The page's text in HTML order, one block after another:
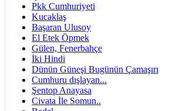
Pkk Cumhuriyeti
Kucaklaş
Başaran Ulusoy
El Etek Öpmek
Gülen, Fenerbahçe
İki Hindi
Dünün Güneşi Bugünün Çamaşırı
Cumhuru dışlayan...
Şentop Anayasa
Civata İle Somun..